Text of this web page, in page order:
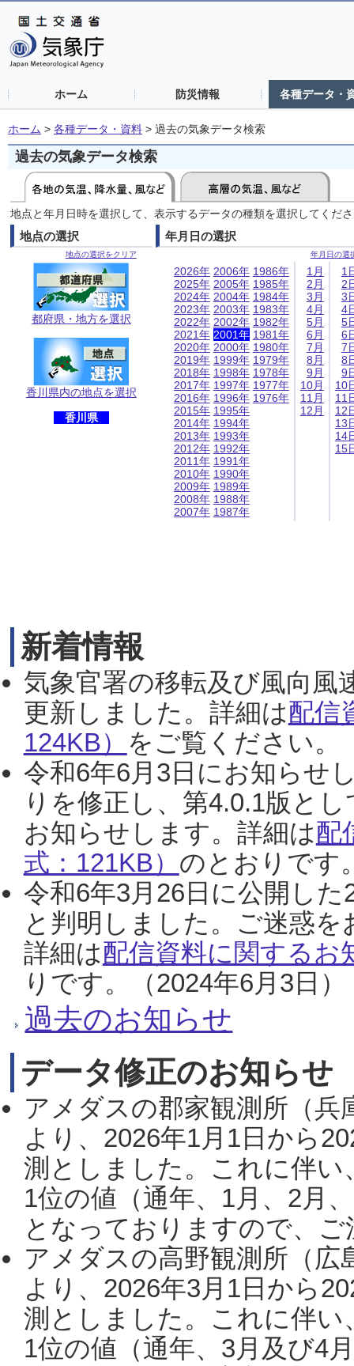
ホーム 防災情報 各種データ・
ホーム > 各種データ・資料 > 過去の気象データ検索
過去の気象データ検索
地点と年月日時を選択して、表示するデータの種類を選択してくだ
地点の選択
地点の選択をクリア
都府県・地方を選択
香川県内の地点を選択
香川県
年月日の選択
年月日の選
2026年
2025年
2024年
2023年
2022年
2021年
2020年
2019年
2018年
2017年
2016年
2015年
2014年
2013年
2012年
2011年
2010年
2009年
2008年
2007年
2006年
2005年
2004年
2003年
2002年
2001年
2000年
1999年
1998年
1997年
1996年
1995年
1994年
1993年
1992年
1991年
1990年
1989年
1988年
1987年
1986年
1985年
1984年
1983年
1982年
1981年
1980年
1979年
1978年
1977年
1976年
1月
2月
3月
4月
5月
6月
7月
8月
9月
10月
11月
12月
1
2
3
4
5
6
7
8
9
10
11
12
13
14
15
新着情報
気象官署の移転及び風向風
更新しました。詳細は配信
124KB） をご覧ください。
令和6年6月3日にお知らせ
りを修正し、第4.0.1版と
お知らせします。詳細は配
式：121KB） のとおりです
令和6年3月26日に公開し
と判明しました。ご迷惑
詳細は配信資料に関するお
りです。（2024年6月3日）
過去のお知らせ
データ修正のお知らせ
アメダスの郡家観測所（
より、2026年1月1日から
測としました。これに伴い
1位の値（通年、1月、2月
となっておりますので、
アメダスの高野観測所（
より、2026年3月1日から
測としました。これに伴い
1位の値（通年、3月及び4